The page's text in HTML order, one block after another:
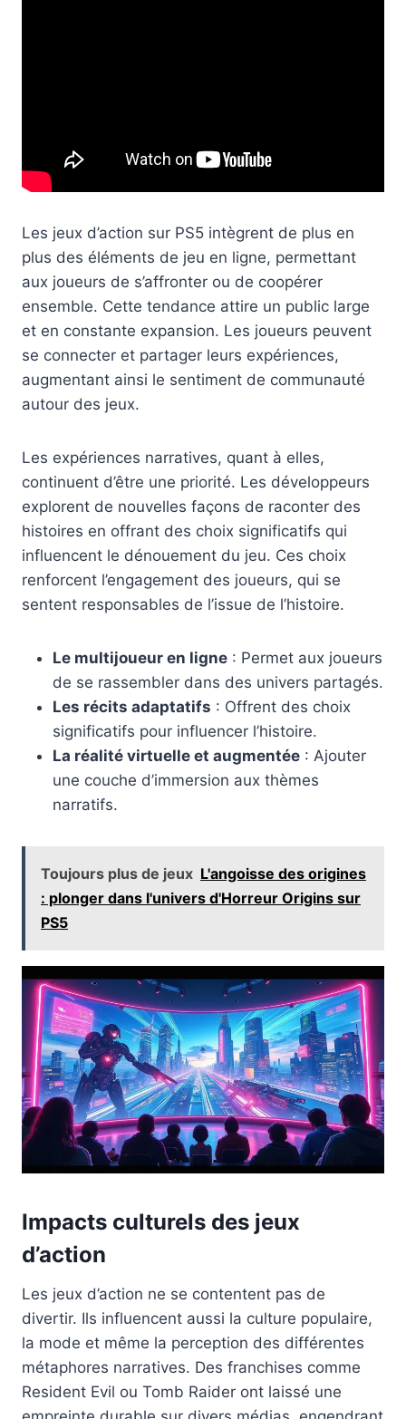
Les jeux d’action sur PS5 intègrent de plus en
plus des éléments de jeu en ligne, permettant
aux joueurs de s’affronter ou de coopérer
ensemble. Cette tendance attire un public large
et en constante expansion. Les joueurs peuvent
se connecter et partager leurs expériences,
augmentant ainsi le sentiment de communauté
autour des jeux.
Les expériences narratives, quant à elles,
continuent d’être une priorité. Les développeurs
explorent de nouvelles façons de raconter des
histoires en offrant des choix significatifs qui
influencent le dénouement du jeu. Ces choix
renforcent l’engagement des joueurs, qui se
sentent responsables de l’issue de l’histoire.
Le multijoueur en ligne : Permet aux joueurs
de se rassembler dans des univers partagés.
Les récits adaptatifs : Offrent des choix
significatifs pour influencer l’histoire.
La réalité virtuelle et augmentée : Ajouter
une couche d’immersion aux thèmes
narratifs.
Toujours plus de jeux L'angoisse des origines
: plonger dans l'univers d'Horreur Origins sur
PS5
Impacts culturels des jeux
d’action
Les jeux d’action ne se contentent pas de
divertir. Ils influencent aussi la culture populaire,
la mode et même la perception des différentes
métaphores narratives. Des franchises comme
Resident Evil ou Tomb Raider ont laissé une